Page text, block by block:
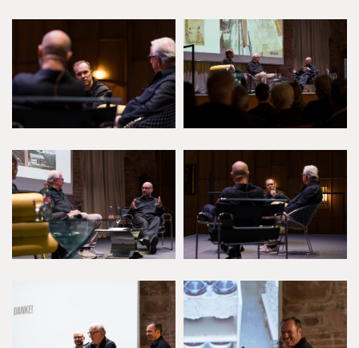
Ein langer Applaus am Ende des Vortrages zeigte die Anerkennung des Heidelberger
Publikums für den Innauer Matt´schen Weg, Tradition in zeitgenössische Architektur zu
übersetzen. Wobei Respekt vor Umwelt und baulichem Erbe und ein kollektives Arbeiten
an der besten Lösung ganz generell als Weg zu guter und nachhaltiger Architektur
gezeigt wurde.